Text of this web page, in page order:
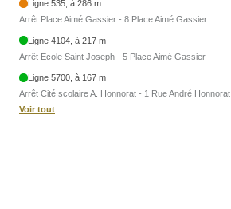
Ligne 535, à 286 m
Arrêt Place Aimé Gassier - 8 Place Aimé Gassier
Ligne 4104, à 217 m
Arrêt Ecole Saint Joseph - 5 Place Aimé Gassier
Ligne 5700, à 167 m
Arrêt Cité scolaire A. Honnorat - 1 Rue André Honnorat
Voir tout